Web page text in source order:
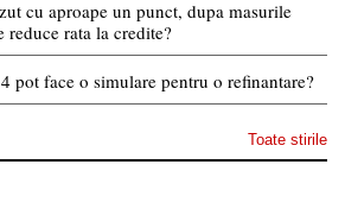
cu aproape un punct, dupa masurile
reduce rata la credite?
pot face o simulare pentru o refinantare?
Toate stirile